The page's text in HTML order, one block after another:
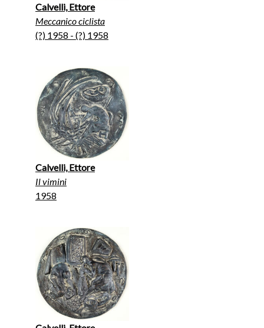
Calvelli, Ettore
Meccanico ciclista
(?) 1958 - (?) 1958
Calvelli, Ettore
Il vimini
1958